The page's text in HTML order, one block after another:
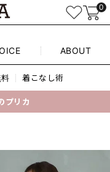
0
ABOUT
着こなし術
プリカ